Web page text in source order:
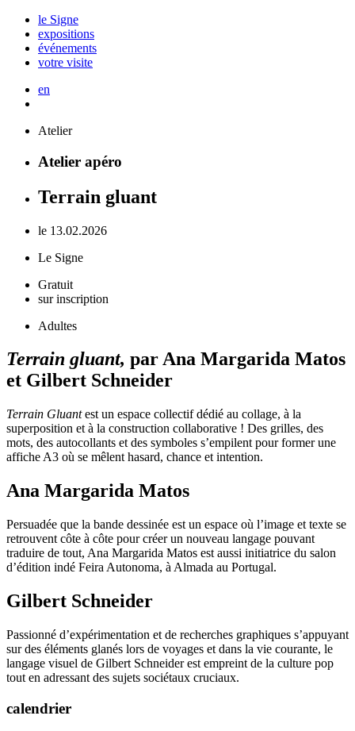
le Signe
expositions
événements
votre visite
en
Atelier
Atelier apéro
Terrain gluant
le 13.02.2026
Le Signe
Gratuit
sur inscription
Adultes
Terrain gluant, par Ana Margarida Matos
et Gilbert Schneider
Terrain Gluantest un espace collectif dédié au collage, à la
superposition et à la construction collaborative ! Des grilles, des
mots, des autocollants et des symboles s’empilent pour former une
affiche A3 où se mêlent hasard, chance et intention.
Ana Margarida Matos
Persuadée que la bande dessinée est un espace où l’image et texte se
retrouvent côte à côte pour créer un nouveau langage pouvant
traduire de tout, Ana Margarida Matos est aussi initiatrice du salon
d’édition indé Feira Autonoma, à Almada au Portugal.
Gilbert Schneider
Passionné d’expérimentation et de recherches graphiques s’appuyant
sur des éléments glanés lors de voyages et dans la vie courante, le
langage visuel de Gilbert Schneider est empreint de la culture pop
tout en adressant des sujets sociétaux cruciaux.
calendrier